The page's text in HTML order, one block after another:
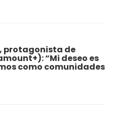
protagonista de
“Mi deseo es
como comunidades